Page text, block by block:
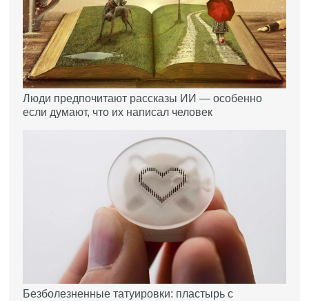
Люди предпочитают рассказы ИИ — особенно
если думают, что их написал человек
Безболезненные татуировки: пластырь с